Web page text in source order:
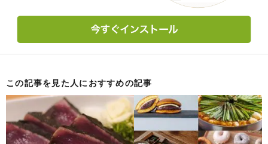
この記事を見た人におすすめの記事